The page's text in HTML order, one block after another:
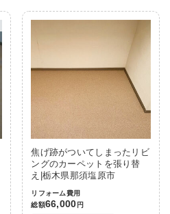
焦げ跡がついてしまったリビ
ングのカーペットを張り替
え|栃木県那須塩原市
リフォーム費用
総額66,000 円